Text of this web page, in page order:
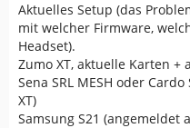
Aktuelles Setup (das
mit welcher Firmware,
Headset).
Zumo XT, aktuelle Karten +
Sena SRL MESH oder
XT)
Samsung S21 (angemeldet